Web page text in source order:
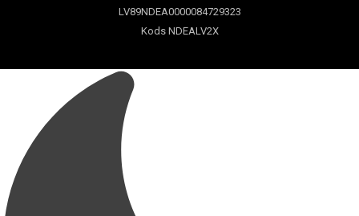
LV89NDEA0000084729323
Kods NDEALV2X